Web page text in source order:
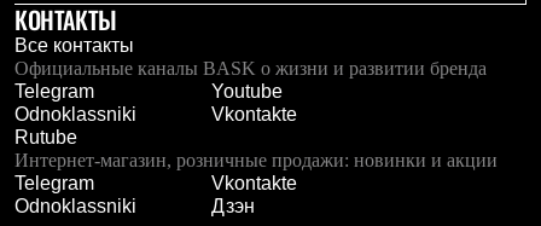
КОНТАКТЫ
Все контакты
Официальные каналы BASK о жизни и развитии бренда
Telegram
Youtube
Odnoklassniki
Vkontakte
Rutube
Интернет-магазин, розничные продажи: новинки и акции
Telegram
Vkontakte
Odnoklassniki
Дзэн